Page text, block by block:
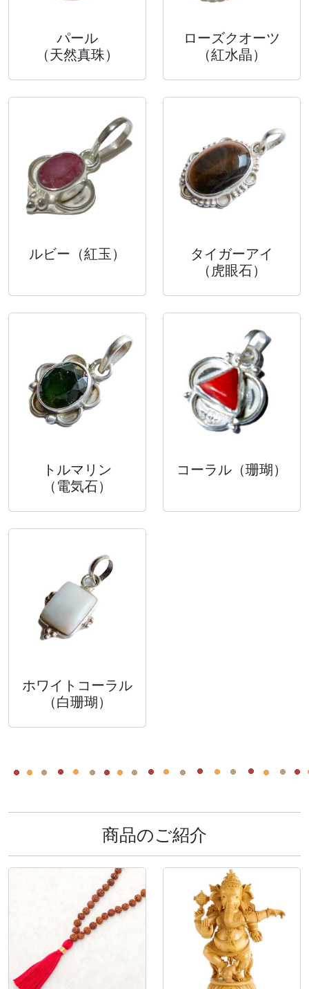
パール
（天然真珠）
ローズクオーツ
（紅水晶）
ルビー （紅玉）
タイガーアイ
（虎眼石）
トルマリン
（電気石）
コーラル （珊瑚）
ホワイトコーラル
（白珊瑚）
商品のご紹介